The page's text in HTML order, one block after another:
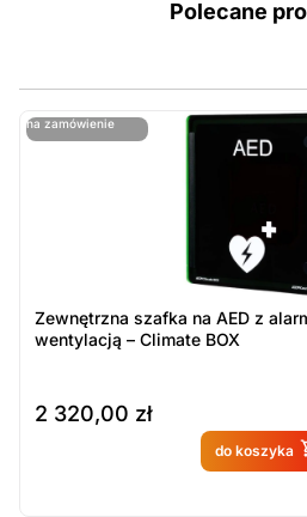
Polecane
na zamówienie
ostatnie sztuki
Zewnętrzna szafka na AED z
wentylacją – Climate BOX
2 320,00 zł
do koszyka
Produkt